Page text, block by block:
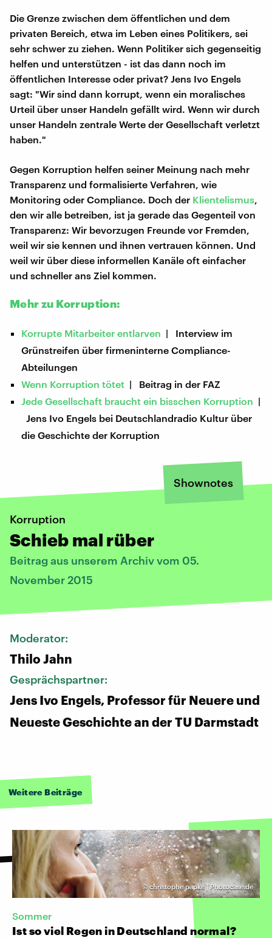
Die Grenze zwischen dem öffentlichen und dem
privaten Bereich, etwa im Leben eines Politikers, sei
sehr schwer zu ziehen. Wenn Politiker sich gegenseitig
helfen und unterstützen - ist das dann noch im
öffentlichen Interesse oder privat? Jens Ivo Engels
sagt: "Wir sind dann korrupt, wenn ein moralisches
Urteil über unser Handeln gefällt wird. Wenn wir durch
unser Handeln zentrale Werte der Gesellschaft verletzt
haben."
Gegen Korruption helfen seiner Meinung nach mehr
Transparenz und formalisierte Verfahren, wie
Monitoring oder Compliance. Doch der Klientelismus
den wir alle betreiben, ist ja gerade das Gegenteil von
Transparenz: Wir bevorzugen Freunde vor Fremden,
weil wir sie kennen und ihnen vertrauen können. Und
weil wir über diese informellen Kanäle oft einfacher
und schneller ans Ziel kommen.
Mehr zu Korruption:
Korrupte Mitarbeiter entlarven | Interview im
Grünstreifen über firmeninterne Compliance-
Abteilungen
Wenn Korruption tötet | Beitrag in der FAZ
Jede Gesellschaft braucht ein bisschen Korruption |
Jens Ivo Engels bei Deutschlandradio Kultur über
die Geschichte der Korruption
Shownotes
Korruption
Schieb mal rüber
Beitrag aus unserem Archiv vom 05.
November 2015
Moderator:
Thilo Jahn
Gesprächspartner:
Jens Ivo Engels, Professor für Neuere und
Neueste Geschichte an der TU Darmstadt
Weitere Beiträge
©christophe papke | Photocase.de
Sommer
Ist so viel Regen in Deutschland normal?